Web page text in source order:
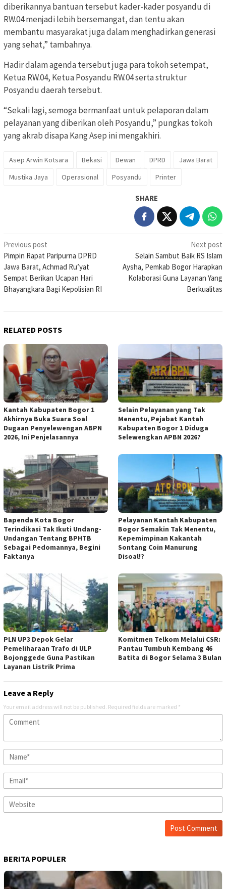
diberikannya bantuan tersebut kader-kader posyandu di
RW.04 menjadi lebih bersemangat, dan tentu akan
membantu masyarakat juga dalam menghadirkan generasi
yang sehat,” tambahnya.
Hadir dalam agenda tersebut juga para tokoh setempat,
Ketua RW.04, Ketua Posyandu RW.04 serta struktur
Posyandu daerah tersebut.
“Sekali lagi, semoga bermanfaat untuk pelaporan dalam
pelayanan yang diberikan oleh Posyandu,” pungkas tokoh
yang akrab disapa Kang Asep ini mengakhiri.
Asep Arwin Kotsara Bekasi Dewan DPRD
Jawa Barat
Mustika Jaya
Operasional Posyandu Printer
SHARE
Post
navigation
Previous post
Pimpin Rapat Paripurna DPRD
Jawa Barat, Achmad Ru’yat
Sempat Berikan Ucapan Hari
Bhayangkara Bagi Kepolisian RI
Next post
Selain Sambut Baik RS Islam
Aysha, Pemkab Bogor Harapkan
Kolaborasi Guna Layanan Yang
Berkualitas
RELATED POSTS
Kantah Kabupaten Bogor 1
Akhirnya Buka Suara Soal
Dugaan Penyelewengan ABPN
2026, Ini Penjelasannya
Selain Pelayanan yang Tak
Menentu, Pejabat Kantah
Kabupaten Bogor 1 Diduga
Selewengkan APBN 2026?
Bapenda Kota Bogor
Terindikasi Tak Ikuti Undang-
Undangan Tentang BPHTB
Sebagai Pedomannya, Begini
Faktanya
Pelayanan Kantah Kabupaten
Bogor Semakin Tak Menentu,
Kepemimpinan Kakantah
Sontang Coin Manurung
Disoal!?
PLN UP3 Depok Gelar
Pemeliharaan Trafo di ULP
Bojonggede Guna Pastikan
Layanan Listrik Prima
Komitmen Telkom Melalui CSR:
Pantau Tumbuh Kembang 46
Batita di Bogor Selama 3 Bulan
Leave a Reply
Your email address will not be published. Required fields are marked *
BERITA POPULER